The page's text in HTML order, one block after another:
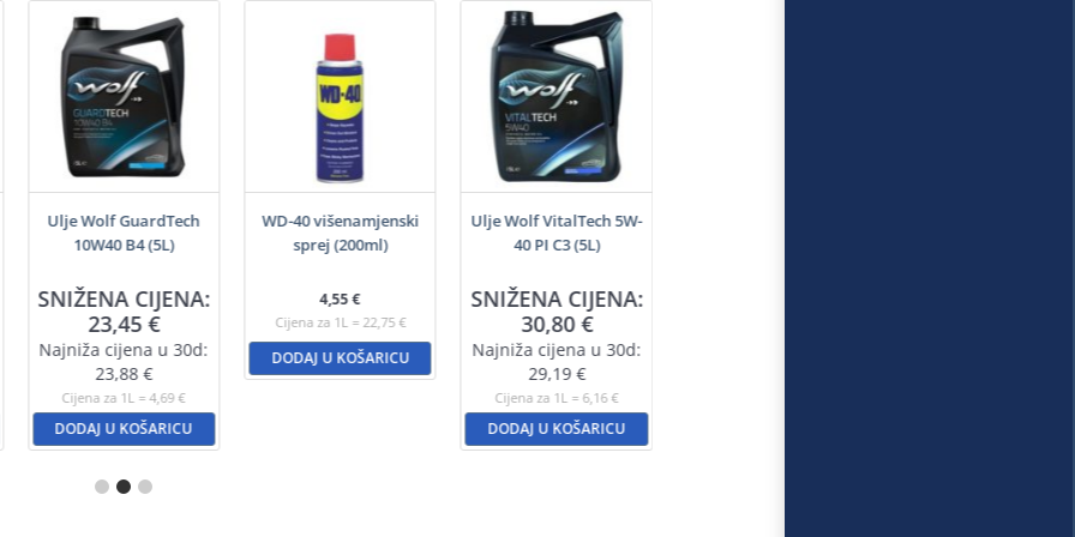
Ulje Wolf GuardTech
10W40 B4 (5L)
SNIŽENA CIJENA:
23,45€
Najniža cijena u 30d:
23,88€
Cijena za 1L = 4,69 €
DODAJ U KOŠARICU
WD-40 višenamjenski
sprej (200ml)
4,55€
Cijena za 1L = 22,75 €
DODAJ U KOŠARICU
Ulje Wolf VitalTech 5W-
40 PI C3 (5L)
SNIŽENA CIJENA:
30,80€
Najniža cijena u 30d:
29,19 €
Cijena za 1L = 6,16 €
DODAJ U KOŠARICU